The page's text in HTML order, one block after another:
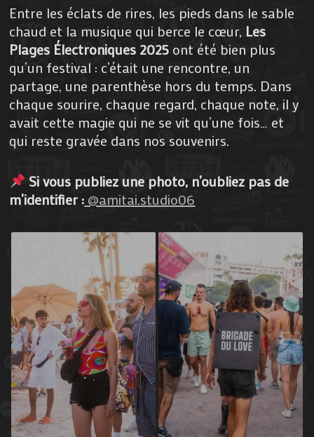
Entre les éclats de rires, les pieds dans le sable
chaud et la musique qui berce le cœur, Les
Plages Électroniques 2025 ont été bien plus
qu’un festival : c’était une rencontre, un
partage, une parenthèse hors du temps. Dans
chaque sourire, chaque regard, chaque note, il y
avait cette magie qui ne se vit qu’une fois… et
qui reste gravée dans nos souvenirs.
Si vous publiez une photo, n’oubliez pas de
m’identifier : @amitai.studio06